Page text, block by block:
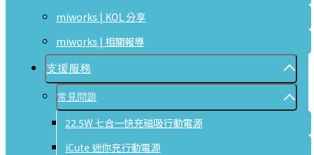
miworks | KOL 分享
miworks | 相關報導
支援服務
常見問題
22.5W 七合一快充磁吸行動電源
iCute 迷你充行動電源